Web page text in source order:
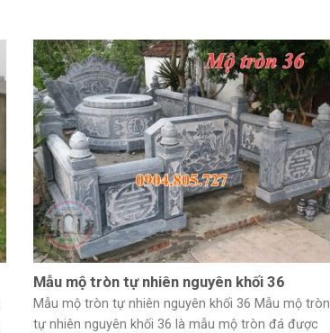
Mẫu mộ tròn tự nhiên nguyên khối 36
Mẫu mộ tròn tự nhiên nguyên khối 36 Mẫu mộ tròn
tự nhiên nguyên khối 36 là mẫu mộ tròn đá được